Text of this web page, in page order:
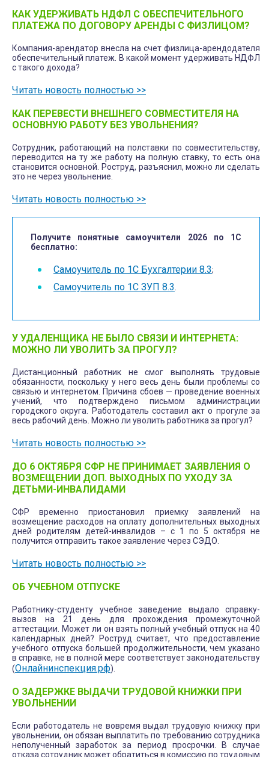
КАК УДЕРЖИВАТЬ НДФЛ С ОБЕСПЕЧИТЕЛЬНОГО
ПЛАТЕЖА ПО ДОГОВОРУ АРЕНДЫ С ФИЗЛИЦОМ?
Компания-арендатор внесла на счет физлица-арендодателя
обеспечительный платеж. В какой момент удерживать НДФЛ
с такого дохода?
Читать новость полностью >>
КАК ПЕРЕВЕСТИ ВНЕШНЕГО СОВМЕСТИТЕЛЯ НА
ОСНОВНУЮ РАБОТУ БЕЗ УВОЛЬНЕНИЯ?
Сотрудник, работающий на полставки по совместительству,
переводится на ту же работу на полную ставку, то есть она
становится основной. Роструд, разъяснил, можно ли сделать
это не через увольнение.
Читать новость полностью >>
Получите понятные самоучители 2026 по 1С
бесплатно:
Самоучитель по 1С Бухгалтерии 8.3;
Самоучитель по 1С ЗУП 8.3
У УДАЛЕНЩИКА НЕ БЫЛО СВЯЗИ И ИНТЕРНЕТА:
МОЖНО ЛИ УВОЛИТЬ ЗА ПРОГУЛ?
Дистанционный работник не смог выполнять трудовые
обязанности, поскольку у него весь день были проблемы со
связью и интернетом. Причина сбоев — проведение военных
учений, что подтверждено письмом администрации
городского округа. Работодатель составил акт о прогуле за
весь рабочий день. Можно ли уволить работника за прогул?
Читать новость полностью >>
ДО 6 ОКТЯБРЯ СФР НЕ ПРИНИМАЕТ ЗАЯВЛЕНИЯ О
ВОЗМЕЩЕНИИ ДОП. ВЫХОДНЫХ ПО УХОДУ ЗА
ДЕТЬМИ-ИНВАЛИДАМИ
СФР временно приостановил приемку заявлений на
возмещение расходов на оплату дополнительных выходных
дней родителям детей-инвалидов – с 1 по 5 октября не
получится отправить такое заявление через СЭДО.
Читать новость полностью >>
ОБ УЧЕБНОМ ОТПУСКЕ
Работнику-студенту учебное заведение выдало справку-
вызов на 21 день для прохождения промежуточной
аттестации. Может ли он взять полный учебный отпуск на 40
календарных дней? Роструд считает, что предоставление
учебного отпуска большей продолжительности, чем указано
в справке, не в полной мере соответствует законодательству
(Онлайнинспекция.рф).
О ЗАДЕРЖКЕ ВЫДАЧИ ТРУДОВОЙ КНИЖКИ ПРИ
УВОЛЬНЕНИИ
Если работодатель не вовремя выдал трудовую книжку при
увольнении, он обязан выплатить по требованию сотрудника
неполученный заработок за период просрочки. В случае
отказа сотрудник может обратиться в комиссию по трудовым